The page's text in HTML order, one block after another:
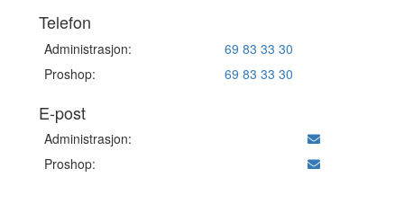
Telefon
Administrasjon:
69 83 33 30
Proshop:
69 83 33 30
E-post
Administrasjon:
Proshop: